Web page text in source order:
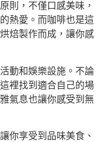
則，不僅口感美味，
熱愛。而咖啡也是這
焙製作而成，讓你感
動和娛樂設施。不論
裡找到適合自己的場
氣息也讓你感受到無
你享受到品味美食、